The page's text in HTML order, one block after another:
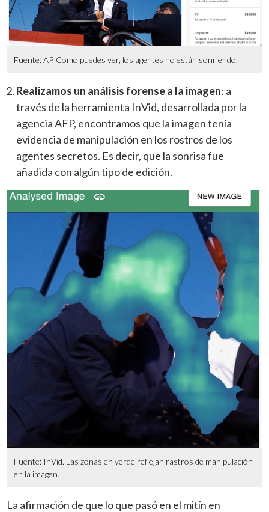
Fuente: AP. Como puedes ver, los agentes no están sonriendo.
Realizamos un análisis forense a la imagen: a
través de la herramienta InVid, desarrollada por la
agencia AFP, encontramos que la imagen tenía
evidencia de manipulación en los rostros de los
agentes secretos. Es decir, que la sonrisa fue
añadida con algún tipo de edición.
Fuente: InVid. Las zonas en verde reflejan rastros de manipulación
en la imagen.
La afirmación de que lo que pasó en el mitín en